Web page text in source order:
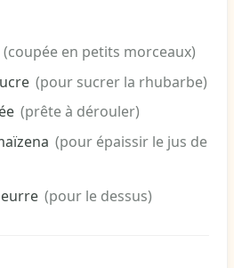
(coupée en petits morceaux)
(pour sucrer la rhubarbe)
(prête à dérouler)
(pour épaissir le jus de
(pour le dessus)